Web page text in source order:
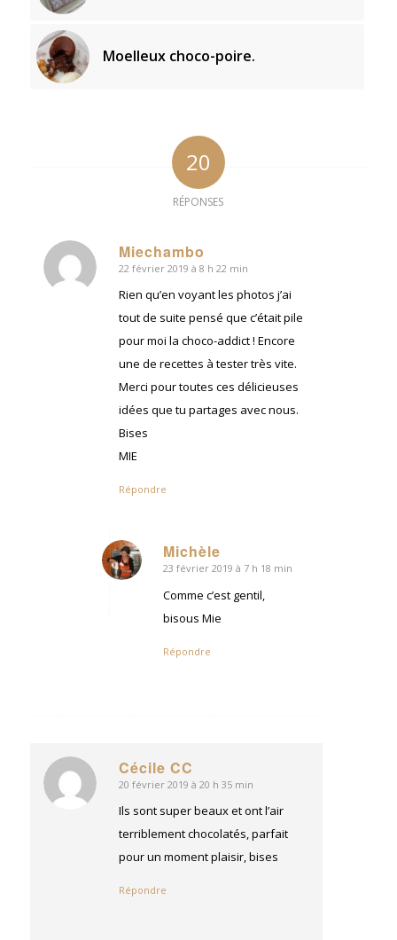
Moelleux choco-poire.
20
RÉPONSES
Miechambo
dit
22 février 2019 à 8 h 22 min
Rien qu’en voyant les photos j’ai
tout de suite pensé que c’était pile
pour moi la choco-addict ! Encore
une de recettes à tester très vite.
Merci pour toutes ces délicieuses
idées que tu partages avec nous.
Bises
MIE
Répondre
Michèle
dit
23 février 2019 à 7 h 18 min
Comme c’est gentil,
bisous Mie
Répondre
Cécile CC
dit
:
20 février 2019 à 20 h 35 min
Ils sont super beaux et ont l’air
terriblement chocolatés, parfait
pour un moment plaisir, bises
Répondre